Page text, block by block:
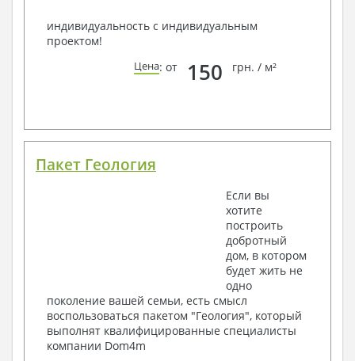
индивидуальность с индивидуальным
проектом!
Цена: от 150 грн. / м²
Пакет Геология
Если вы
хотите
построить
добротный
дом, в котором
будет жить не
одно
поколение вашей семьи, есть смысл
воспользоваться пакетом "Геология", который
выполнят квалифицированные специалисты
компании Dom4m